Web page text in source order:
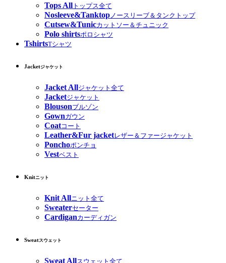
Tops All トップス全て
Nosleeve&Tanktop ノースリーブ＆タンクトップ
Cutsew&Tunicカットソー＆チュニック
Polo shirtsポロシャツ
TshirtsTシャツ
Jacketジャケット
Jacket Allジャケット全て
Jacketジャケット
Blousonブルゾン
Gownガウン
Coatコート
Leather&Fur jacketレザー＆ファージャケット
Ponchoポンチョ
Vestベスト
Knitニット
Knit Allニット全て
Sweaterセーター
Cardiganカーディガン
Sweatスウェット
Sweat Allスウェット全て